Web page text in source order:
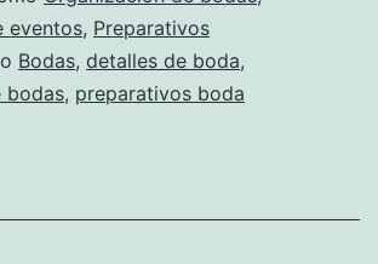
eventos, Preparativos
Bodas, detalles de boda,
bodas, preparativos boda